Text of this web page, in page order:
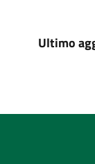
Ultimo